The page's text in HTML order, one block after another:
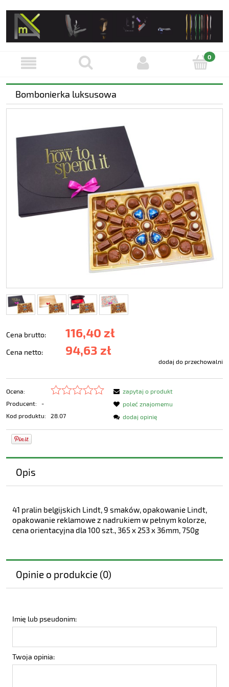
Bombonierka luksusowa
Cena brutto: 116,40 zł
Cena netto: 94,63 zł
dodaj do przechowalni
Ocena:
Producent:
-
Kod produktu:
28.07
zapytaj o produkt
poleć znajomemu
dodaj opinię
Opis
41 pralin belgijskich Lindt, 9 smaków, opakowanie Lindt,
opakowanie reklamowe z nadrukiem w pełnym kolorze,
cena orientacyjna dla 100 szt., 365 x 253 x 36mm, 750g
Opinie o produkcie (0)
Imię lub pseudonim:
Twoja opinia: